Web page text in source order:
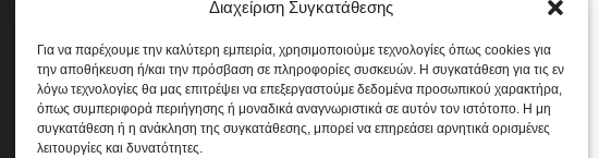
Διαχείριση Συγκατάθεσης
Για να παρέχουμε την καλύτερη εμπειρία, χρησιμοποιούμε τεχνολογίες όπως cookies για
την αποθήκευση ή/και την πρόσβαση σε πληροφορίες συσκευών. Η συγκατάθεση για τις εν
λόγω τεχνολογίες θα μας επιτρέψει να επεξεργαστούμε δεδομένα προσωπικού χαρακτήρα,
όπως συμπεριφορά περιήγησης ή μοναδικά αναγνωριστικά σε αυτόν τον ιστότοπο. Η μη
συγκατάθεση ή η ανάκληση της συγκατάθεσης, μπορεί να επηρεάσει αρνητικά ορισμένες
λειτουργίες και δυνατότητες.